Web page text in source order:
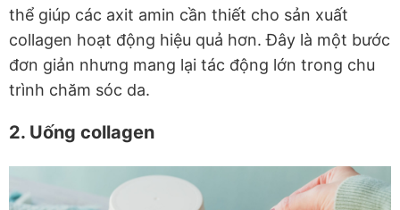
thể giúp các axit amin cần thiết cho sản xuất
collagen hoạt động hiệu quả hơn. Đây là một bước
đơn giản nhưng mang lại tác động lớn trong chu
trình chăm sóc da.
2. Uống collagen